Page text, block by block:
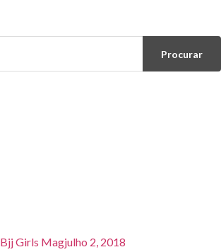
Procurar
Bjj Girls Magjulho 2, 2018